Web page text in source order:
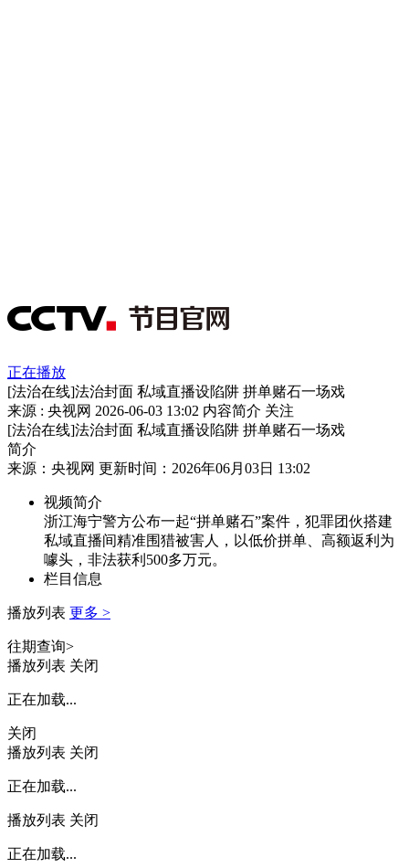
正在播放
[法治在线]法治封面 私域直播设陷阱 拼单赌石一场戏
来源 : 央视网 2026-06-03 13:02 内容简介 关注
[法治在线]法治封面 私域直播设陷阱 拼单赌石一场戏
简介
来源：央视网 更新时间：2026年06月03日 13:02
视频简介
浙江海宁警方公布一起“拼单赌石”案件，犯罪团伙搭建
私域直播间精准围猎被害人，以低价拼单、高额返利为
噱头，非法获利500多万元。
栏目信息
播放列表 更多 >
往期查询>
播放列表 关闭
正在加载...
关闭
播放列表 关闭
正在加载...
播放列表 关闭
正在加载...